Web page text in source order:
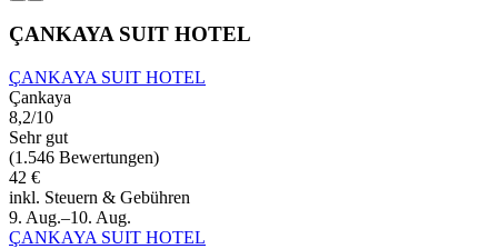
ÇANKAYA SUIT HOTEL
ÇANKAYA SUIT HOTEL
Çankaya
8,2/10
Sehr gut
(1.546 Bewertungen)
42 €
inkl. Steuern & Gebühren
9. Aug.–10. Aug.
ÇANKAYA SUIT HOTEL